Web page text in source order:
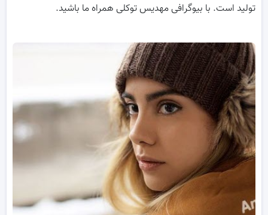
تولید است. با بیوگرافی مهدیس توکلی همراه ما باشید.